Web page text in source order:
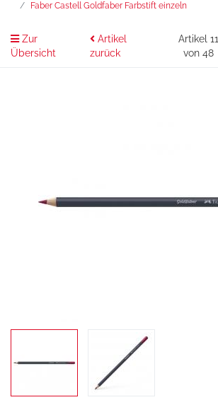
Faber Castell Goldfaber Farbstift einzeln
Zur
Übersicht
Artikel
zurück
Artikel 11
von 48